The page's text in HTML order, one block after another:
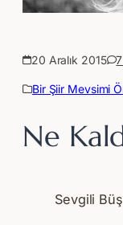
20 Aralık 2015
Bir Şiir Mevsimi
Ne
Sevgili